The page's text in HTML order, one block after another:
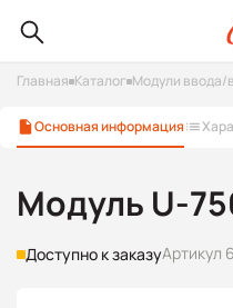
Главная Каталог Модули ввода/
Основная информация
Модуль U-
Доступно к заказуАртикул